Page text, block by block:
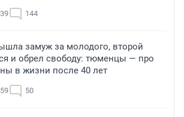
144
замуж за молодого, второй
и обрел свободу: тюменцы — про
в жизни после 40 лет
50